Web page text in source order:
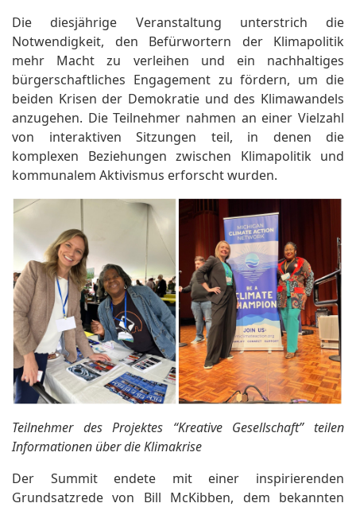
Die diesjährige Veranstaltung unterstrich die
Notwendigkeit, den Befürwortern der Klimapolitik
mehr Macht zu verleihen und ein nachhaltiges
bürgerschaftliches Engagement zu fördern, um die
beiden Krisen der Demokratie und des Klimawandels
anzugehen. Die Teilnehmer nahmen an einer Vielzahl
von interaktiven Sitzungen teil, in denen die
komplexen Beziehungen zwischen Klimapolitik und
kommunalem Aktivismus erforscht wurden.
Teilnehmer des Projektes “Kreative Gesellschaft” teilen
Informationen über die Klimakrise
Der Summit endete mit einer inspirierenden
Grundsatzrede von Bill McKibben, dem bekannten